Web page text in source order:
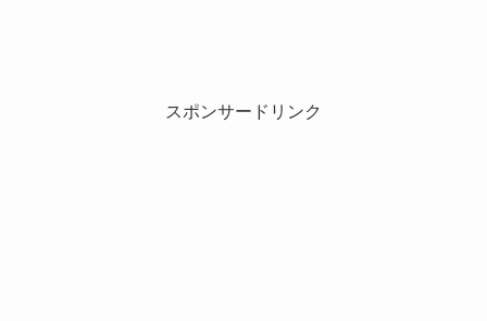
スポンサードリンク